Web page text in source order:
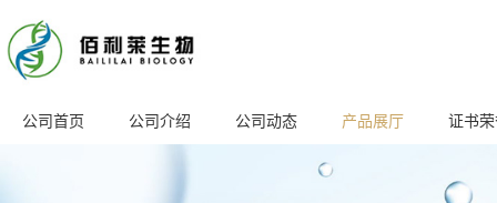
公司首页 公司介绍 公司动态 产品展厅 证书